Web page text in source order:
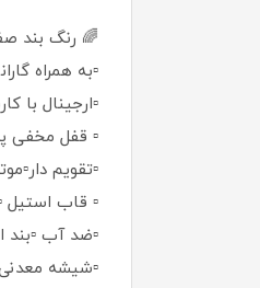
🌈 رنگ بند
▫️به همراه
▫️ارجینال با
▫️ قفل مخفی
▫️تقویم
▫️ قاب استیل
▫️ضد آب ▫️بند
▫️شیشه